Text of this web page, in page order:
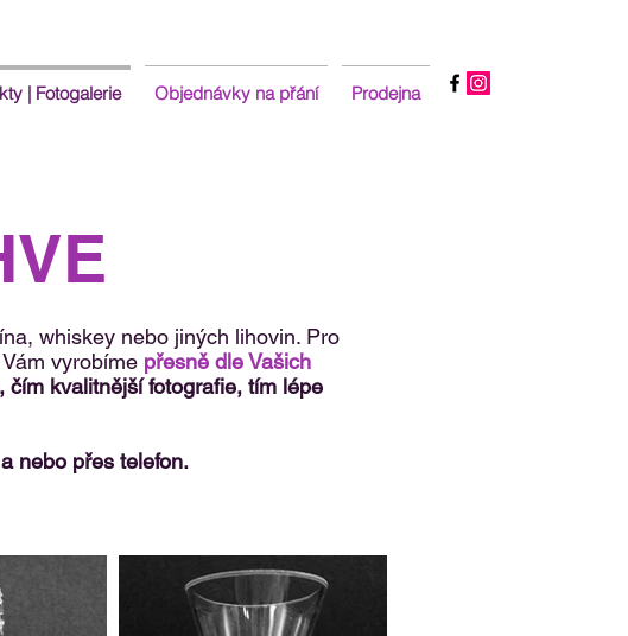
| Fotogalerie Objednávky na přání Prodejna
whiskey nebo jiných lihovin. Pro
vyrobíme přesně dle Vašich
čím kvalitnější fotografie, tím lépe
nebo přes telefon.